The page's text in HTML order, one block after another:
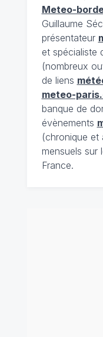
Meteo-
Guillaume
présentateur
et spécialiste
(nombreux
de liens
meteo-
banque de
évènements
(chronique et
mensuels sur
France.